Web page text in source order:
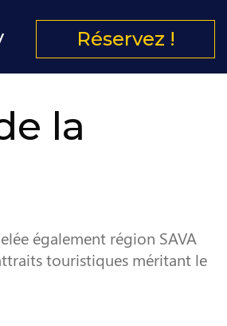
Réservez !
la
également région SAVA
touristiques méritant le